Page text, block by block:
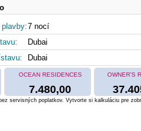
plavby:7 nocí
Dubai
Dubai
OCEAN RESIDENCES
7.480,00
OWNER'S
servisných poplatkov. Vytvorte si kalkuláciu pre